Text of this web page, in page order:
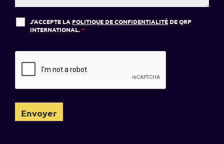
J'ACCEPTE LA POLITIQUE DE CONFIDENTIALITÉ DE QRP
INTERNATIONAL.*